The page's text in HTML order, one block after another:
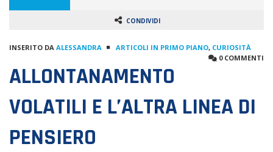
CONDIVIDI
INSERITO DA ALESSANDRA ARTICOLI IN PRIMO PIANO, CURIOSITÀ
0 COMMENTI
ALLONTANAMENTO
VOLATILI E L’ALTRA LINEA DI
PENSIERO